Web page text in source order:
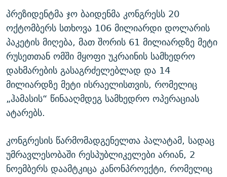
პრეზიდენტმა ჯო ბაიდენმა კონგრესს 20
ოქტომბერს სთხოვა 106 მილიარდი დოლარის
პაკეტის მიღება, მათ შორის 61 მილიარდზე მეტი
რუსეთთან ომში მყოფი უკრაინის სამხედრო
დახმარების გასაგრძელებლად და 14
მილიარდზე მეტი ისრაელისთვის, რომელიც
„ჰამასის“ წინააღმდეგ სამხედრო ოპერაციას
ატარებს.
კონგრესის წარმომადგენელთა პალატამ, სადაც
უმრავლესობაში რესპუბლიკელები არიან, 2
ნოემბერს დაამტკიცა კანონპროექტი, რომელიც